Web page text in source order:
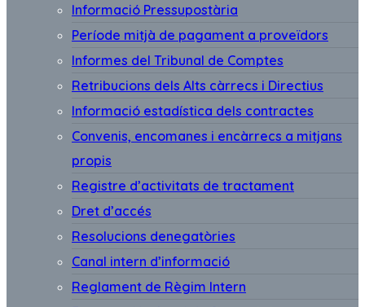
Informació Pressupostària
Període mitjà de pagament a proveïdors
Informes del Tribunal de Comptes
Retribucions dels Alts càrrecs i Directius
Informació estadística dels contractes
Convenis, encomanes i encàrrecs a mitjans
propis
Registre d’activitats de tractament
Dret d’accés
Resolucions denegatòries
Canal intern d’informació
Reglament de Règim Intern